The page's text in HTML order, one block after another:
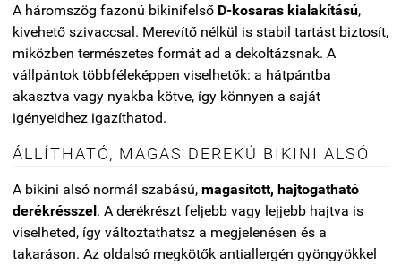
A háromszög fazonú bikinifelső D-kosaras kialakítású,
kivehető szivaccsal. Merevítő nélkül is stabil tartást biztosít,
miközben természetes formát ad a dekoltázsnak. A
vállpántok többféleképpen viselhetők: a hátpántba
akasztva vagy nyakba kötve, így könnyen a saját
igényeidhez igazíthatod.
ÁLLÍTHATÓ, MAGAS DEREKÚ BIKINI ALSÓ
A bikini alsó normál szabású, magasított, hajtogatható
derékrésszel. A derékrészt feljebb vagy lejjebb hajtva is
viselheted, így változtathatsz a megjelenésen és a
takaráson. Az oldalsó megkötők antiallergén gyöngyökkel